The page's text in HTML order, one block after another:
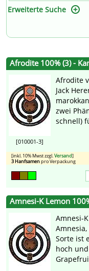
Erweiterte Suche
Afrodite 100% (3) -
[010001-3]
Afrodite
Jack
zwei
schnell)
[inkl. 10% Mwst zzgl.Versand]
3 Hanfsamenpro Verpackung
Amnesi-K Lemon
Amnesi-
Sorte ist
hoch